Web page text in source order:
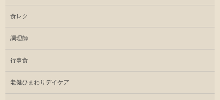
食レク
調理師
行事食
老健ひまわりデイケア